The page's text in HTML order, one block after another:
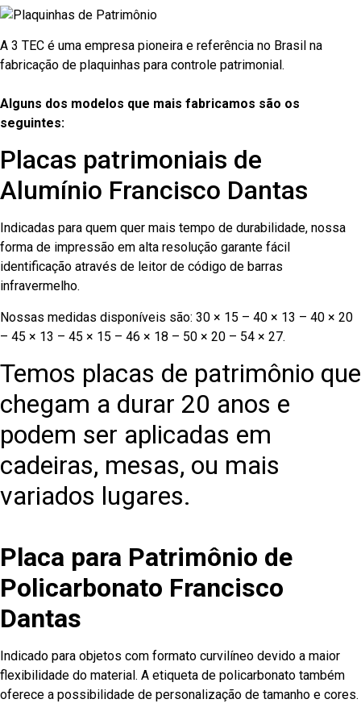
A 3 TEC é uma empresa pioneira e referência no Brasil na
fabricação de plaquinhas para controle patrimonial.
Alguns dos modelos que mais fabricamos são os
seguintes:
Placas patrimoniais de
Alumínio Francisco Dantas
Indicadas para quem quer mais tempo de durabilidade, nossa
forma de impressão em alta resolução garante fácil
identificação através de leitor de código de barras
infravermelho.
Nossas medidas disponíveis são: 30 × 15 – 40 × 13 – 40 × 20
– 45 × 13 – 45 × 15 – 46 × 18 – 50 × 20 – 54 × 27.
Temos placas de patrimônio que
chegam a durar 20 anos e
podem ser aplicadas em
cadeiras, mesas, ou mais
variados lugares.
Placa para Patrimônio de
Policarbonato Francisco
Dantas
Indicado para objetos com formato curvilíneo devido a maior
flexibilidade do material. A etiqueta de policarbonato também
oferece a possibilidade de personalização de tamanho e cores.